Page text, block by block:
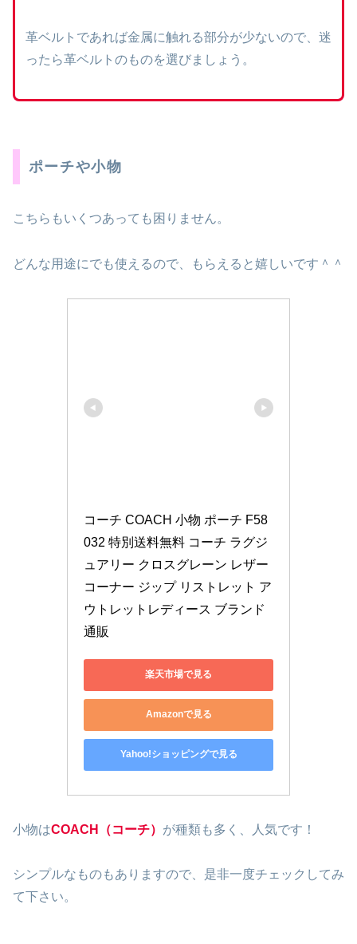
革ベルトであれば金属に触れる部分が少ないので、迷
ったら革ベルトのものを選びましょう。
ポーチや小物
こちらもいくつあっても困りません。
どんな用途にでも使えるので、もらえると嬉しいです＾＾
コーチ COACH 小物 ポーチ F58
032 特別送料無料 コーチ ラグジ
ュアリー クロスグレーン レザー
コーナー ジップ リストレット ア
ウトレットレディース ブランド
通販
楽天市場で見る
Amazonで見る
Yahoo!ショッピングで見る
小物はCOACH（コーチ） が種類も多く、人気です！
シンプルなものもありますので、是非一度チェックしてみ
て下さい。